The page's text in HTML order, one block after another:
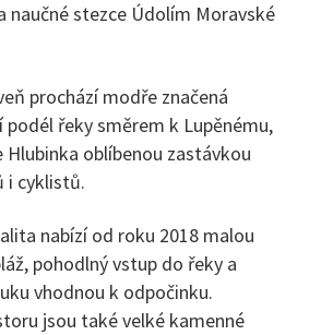
naučné stezce Údolím Moravské
prochází modře značená
podél řeky směrem k Lupěnému,
Hlubinka oblíbenou zastávkou
i cyklistů.
nabízí od roku 2018 malou
pohodlný vstup do řeky a
vhodnou k odpočinku.
jsou také velké kamenné